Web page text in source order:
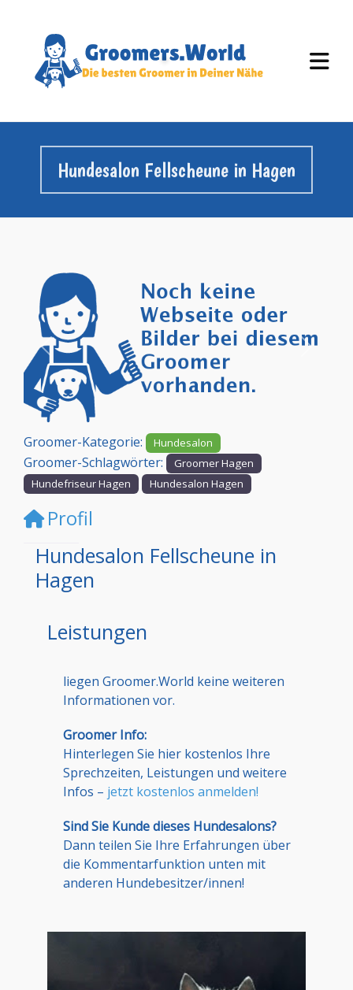
Hundesalon Fellscheune in Hagen
Vorheriges
Groomer-Kategorie: Hundesalon
Groomer-Schlagwörter:
Groomer Hagen
Hundefriseur Hagen
Hundesalon Hagen
Profil
Hundesalon Fellscheune in
Hagen
Leistungen
liegen Groomer.World keine weiteren
Informationen vor.
Groomer Info:
Hinterlegen Sie hier kostenlos Ihre
Sprechzeiten, Leistungen und weitere
Infos – jetzt kostenlos anmelden!
Sind Sie Kunde dieses Hundesalons?
Dann teilen Sie Ihre Erfahrungen über
die Kommentarfunktion unten mit
anderen Hundebesitzer/innen!